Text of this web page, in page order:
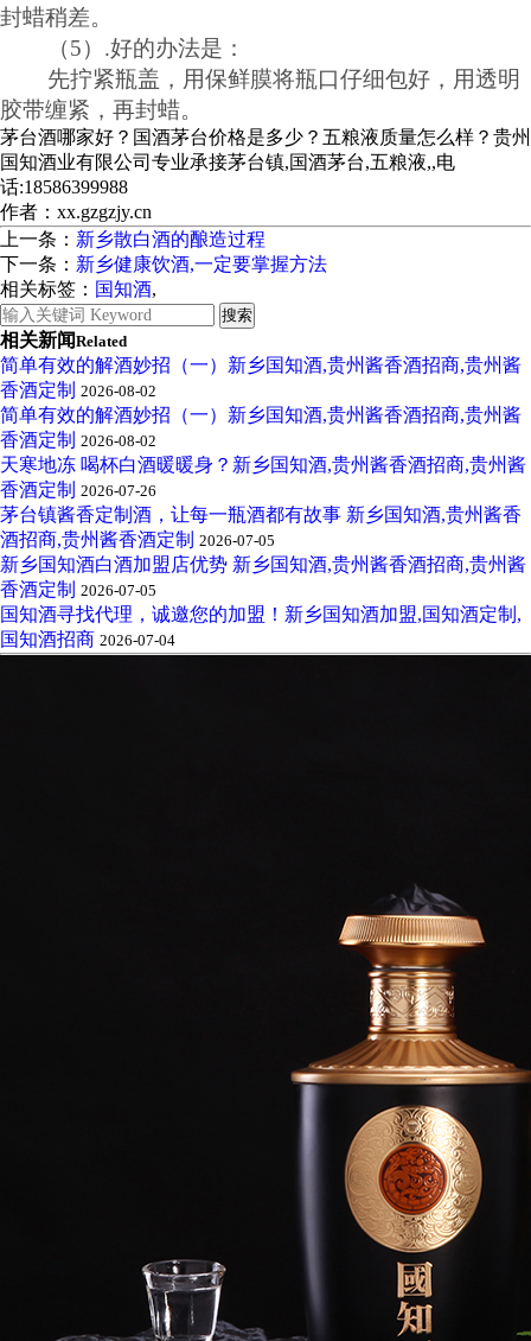
封蜡稍差。
（5）.好的办法是：
先拧紧瓶盖，用保鲜膜将瓶口仔细包好，用透明
胶带缠紧，再封蜡。
茅台酒哪家好？国酒茅台价格是多少？五粮液质量怎么样？贵州
国知酒业有限公司专业承接茅台镇,国酒茅台,五粮液,,电
话:18586399988
作者：xx.gzgzjy.cn
上一条： 新乡散白酒的酿造过程
下一条： 新乡健康饮酒,一定要掌握方法
相关标签： 国知酒,
相关新闻Related
简单有效的解酒妙招（一）新乡国知酒,贵州酱香酒招商,贵州酱
香酒定制 2026-08-02
简单有效的解酒妙招（一）新乡国知酒,贵州酱香酒招商,贵州酱
香酒定制 2026-08-02
天寒地冻 喝杯白酒暖暖身？新乡国知酒,贵州酱香酒招商,贵州酱
香酒定制 2026-07-26
茅台镇酱香定制酒，让每一瓶酒都有故事 新乡国知酒,贵州酱香
酒招商,贵州酱香酒定制 2026-07-05
新乡国知酒白酒加盟店优势 新乡国知酒,贵州酱香酒招商,贵州酱
香酒定制 2026-07-05
国知酒寻找代理，诚邀您的加盟！新乡国知酒加盟,国知酒定制,
国知酒招商 2026-07-04